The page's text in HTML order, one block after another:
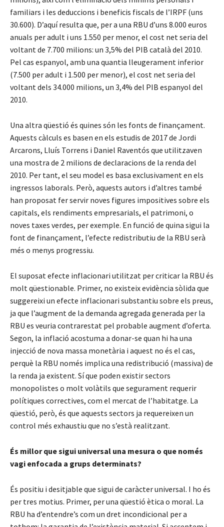
familiars i les deduccions i beneficis fiscals de l’IRPF (uns
30.600). D’aquí resulta que, per a una RBU d’uns 8.000 euros
anuals per adult i uns 1.550 per menor, el cost net seria del
voltant de 7.700 milions: un 3,5% del PIB català del 2010.
Pel cas espanyol, amb una quantia lleugerament inferior
(7.500 per adult i 1.500 per menor), el cost net seria del
voltant dels 34.000 milions, un 3,4% del PIB espanyol del
2010.
Una altra qüestió és quines són les fonts de finançament.
Aquests càlculs es basen en els estudis de 2017 de Jordi
Arcarons, Lluís Torrens i Daniel Raventós que utilitzaven
una mostra de 2 milions de declaracions de la renda del
2010. Per tant, el seu model es basa exclusivament en els
ingressos laborals. Però, aquests autors i d’altres també
han proposat fer servir noves figures impositives sobre els
capitals, els rendiments empresarials, el patrimoni, o
noves taxes verdes, per exemple. En funció de quina sigui la
font de finançament, l’efecte redistributiu de la RBU serà
més o menys progressiu.
El suposat efecte inflacionari utilitzat per criticar la RBU és
molt qüestionable. Primer, no existeix evidència sòlida que
suggereixi un efecte inflacionari substantiu sobre els preus,
ja que l’augment de la demanda agregada generada per la
RBU es veuria contrarestat pel probable augment d’oferta.
Segon, la inflació acostuma a donar-se quan hi ha una
injecció de nova massa monetària i aquest no és el cas,
perquè la RBU només implica una redistribució (massiva) de
la renda ja existent. Sí que poden existir sectors
monopolistes o molt volàtils que segurament requerir
polítiques correctives, com el mercat de l’habitatge. La
qüestió, però, és que aquests sectors ja requereixen un
control més exhaustiu que no s’està realitzant.
És millor que sigui universal una mesura o que només
vagi enfocada a grups determinats?
És positiu i desitjable que sigui de caràcter universal. I ho és
per tres motius. Primer, per una qüestió ètica o moral. La
RBU ha d’entendre’s com un dret incondicional per a